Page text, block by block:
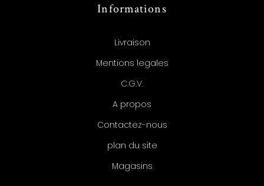
Informations
Livraison
Mentions legales
C.G.V.
A propos
Contactez-nous
plan du site
Magasins